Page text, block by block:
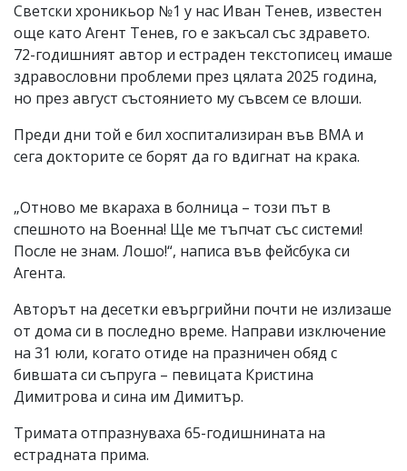
тях!
Ако
откриете
обиден
за
вас
коментар,
моля
сигнализирайте
ни!
Светски хроникьор №1 у нас Иван Тенев, известен
още като Агент Тенев, го е закъсал със здравето.
72-годишният автор и естраден текстописец имаше
здравословни проблеми през цялата 2025 година,
но през август състоянието му съвсем се влоши.
Преди дни той е бил хоспитализиран във ВМА и
сега докторите се борят да го вдигнат на крака.
„Отново ме вкараха в болница – този път в
спешното на Военна! Ще ме тъпчат със системи!
После не знам. Лошо!“, написа във фейсбука си
Агента.
Авторът на десетки евъргрийни почти не излизаше
от дома си в последно време. Направи изключение
на 31 юли, когато отиде на празничен обяд с
бившата си съпруга – певицата Кристина
Димитрова и сина им Димитър.
Тримата отпразнуваха 65-годишнината на
естрадната прима.